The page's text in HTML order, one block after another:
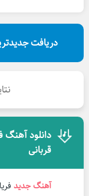
دریافت
دانلود
قربانی
آهنگ جدید